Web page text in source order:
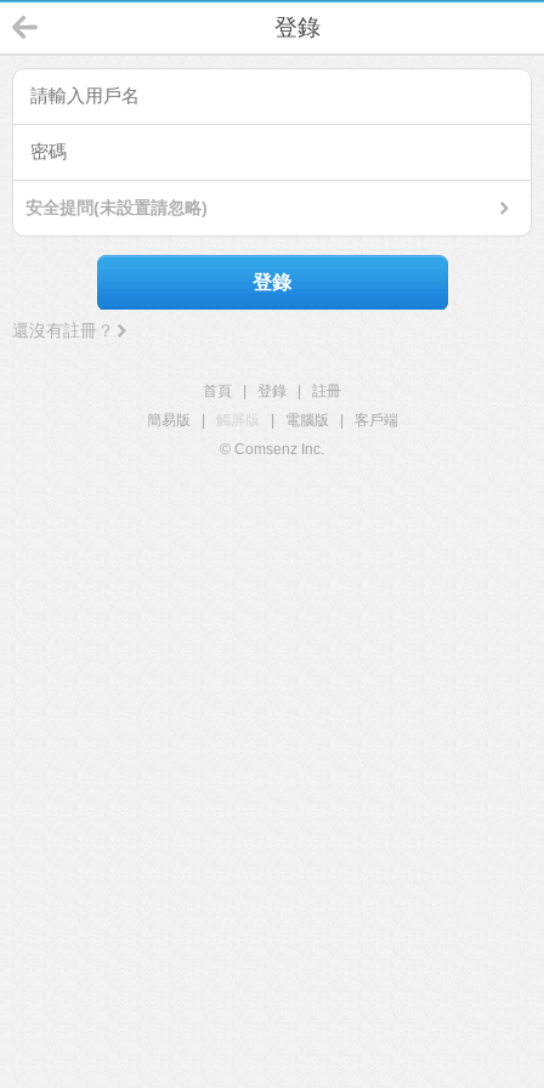
登錄
安全提問(未設置請忽略)
登錄
還沒有註冊？
首頁 登錄
註冊
簡易版
觸屏版 電腦版
客戶端
© Comsenz Inc.